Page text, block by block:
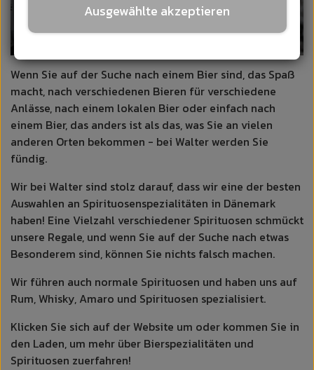
ÜBER
KONTAKT
ONLINE-GESCHÄFT
Wenn Sie auf der Suche nach einem Bier sind, das Spaß
macht, nach verschiedenen Bieren für verschiedene
Anlässe, nach einem lokalen Bier oder einfach nach
einem Bier, das anders ist als das, was Sie an vielen
anderen Orten bekommen - bei Walter werden Sie
fündig.
Wir bei Walter sind stolz darauf, dass wir eine der besten
Auswahlen an Spirituosenspezialitäten in Dänemark
haben! Eine Vielzahl verschiedener Spirituosen schmückt
unsere Regale, und wenn Sie auf der Suche nach etwas
Besonderem sind, können Sie nichts falsch machen.
Wir führen auch normale Spirituosen und haben uns auf
Rum, Whisky, Amaro und Spirituosen spezialisiert.
Klicken Sie sich auf der Website um oder kommen Sie in
den Laden, um mehr über Bierspezialitäten und
Spirituosen zuerfahren!
Ausgewählte akzeptieren